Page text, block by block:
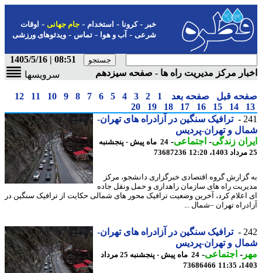
-کرونا-استخدام- جام جهانی-اوقات
شرعی-آب و هوا-تماس-ویدئوهای ورزشی
08:51 | 1405/5/16
مرکز مدیریت راه ها - صفحه سیزدهم
سرویسها
قبل صفحه بعد 1
2
3
4
5
6
7
8
9
10
11
12
14
15
16
17
18
19
20
ترافیک سنگین در آزادراه های تهران-
و تهران-پردیس
زندگی-اجتماعی-
24 ماه پیش - پنجشنبه
73687236
گروه اقتصادی خبرگزاری دانشجو، مرکز
راه های سازمان راهداری و حمل ونقل جاده
کرد، آخرین وضعیت ترافیک محور های شمالی حکایت از ترافیک سنگین در
تهران –شمال ...
ترافیک سنگین در آزادراه های تهران-
و تهران-پردیس
-اجتماعی-
24 ماه پیش - پنجشنبه 25 مرداد
73686466